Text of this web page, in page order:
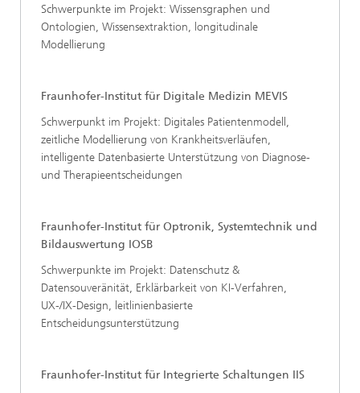
Schwerpunkte im Projekt: Wissensgraphen und
Ontologien, Wissensextraktion, longitudinale
Modellierung
Fraunhofer-Institut für Digitale Medizin MEVIS
Schwerpunkt im Projekt: Digitales Patientenmodell,
zeitliche Modellierung von Krankheitsverläufen,
intelligente Datenbasierte Unterstützung von Diagnose-
und Therapieentscheidungen
Fraunhofer-Institut für Optronik, Systemtechnik und
Bildauswertung IOSB
Schwerpunkte im Projekt: Datenschutz &
Datensouveränität, Erklärbarkeit von KI-Verfahren,
UX-/IX-Design, leitlinienbasierte
Entscheidungsunterstützung
Fraunhofer-Institut für Integrierte Schaltungen IIS